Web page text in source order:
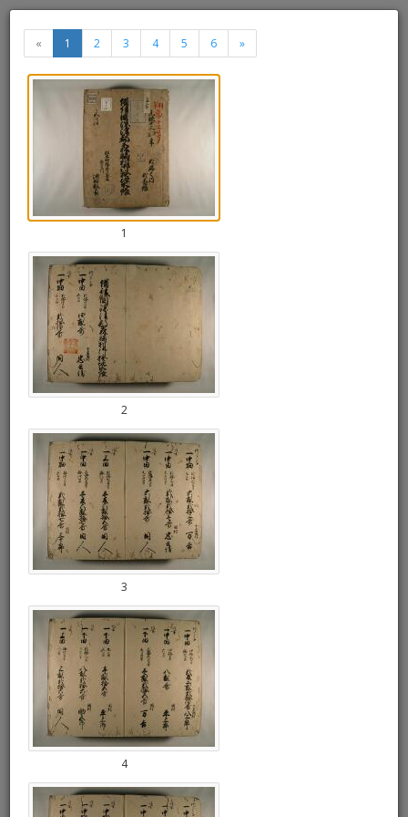
備後国深津郡森脇村御検地水
帳 ２番帳
» Thumbnails
-
« 1 2 3 4 5 6 »
1
2
3
4